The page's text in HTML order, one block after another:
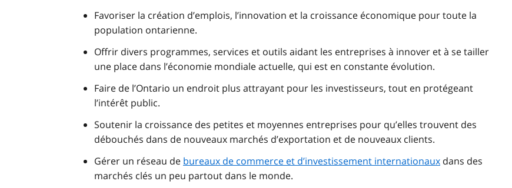
Favoriser la création d’emplois, l’innovation et la croissance économique pour toute la
population ontarienne.
Offrir divers programmes, services et outils aidant les entreprises à innover et à se tailler
une place dans l’économie mondiale actuelle, qui est en constante évolution.
Faire de l’Ontario un endroit plus attrayant pour les investisseurs, tout en protégeant
l’intérêt public.
Soutenir la croissance des petites et moyennes entreprises pour qu’elles trouvent des
débouchés dans de nouveaux marchés d’exportation et de nouveaux clients.
Gérer un réseau de bureaux de commerce et d’investissement internationaux dans des
marchés clés un peu partout dans le monde.